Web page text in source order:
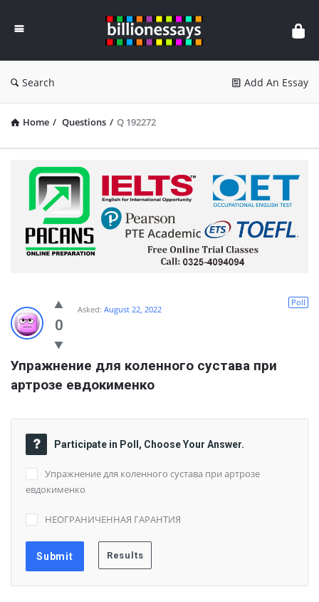
Essays
Search Add An Essay
Home / Questions / Q 192272
0
Poll
Asked: August 22, 2022
Упражнение для коленного сустава при
артрозе евдокименко
Participate in Poll, Choose Your Answer.
Упражнение для коленного сустава при артрозе
евдокименко
НЕОГРАНИЧЕННАЯ ГАРАНТИЯ